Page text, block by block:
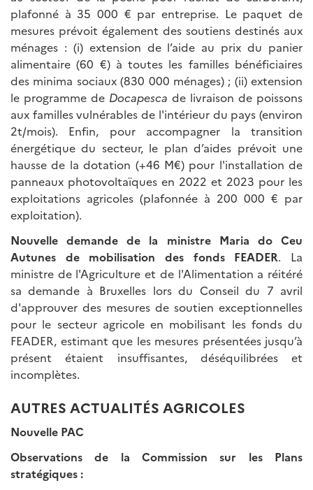
plafonné à 35 000 € par entreprise. Le paquet de
mesures prévoit également des soutiens destinés aux
ménages : (i) extension de l’aide au prix du panier
alimentaire (60 €) à toutes les familles bénéficiaires
des minima sociaux (830 000 ménages) ; (ii) extension
le programme de Docapesca de livraison de poissons
aux familles vulnérables de l'intérieur du pays (environ
2t/mois). Enfin, pour accompagner la transition
énergétique du secteur, le plan d’aides prévoit une
hausse de la dotation (+46 M€) pour l'installation de
panneaux photovoltaïques en 2022 et 2023 pour les
exploitations agricoles (plafonnée à 200 000 € par
exploitation).
Nouvelle demande de la ministre Maria do Ceu
Autunes de mobilisation des fonds FEADER. La
ministre de l'Agriculture et de l'Alimentation a réitéré
sa demande à Bruxelles lors du Conseil du 7 avril
d'approuver des mesures de soutien exceptionnelles
pour le secteur agricole en mobilisant les fonds du
FEADER, estimant que les mesures présentées jusqu’à
présent étaient insuffisantes, déséquilibrées et
incomplètes.
AUTRES ACTUALITÉS AGRICOLES
Nouvelle PAC
Observations de la Commission sur les Plans
stratégiques :